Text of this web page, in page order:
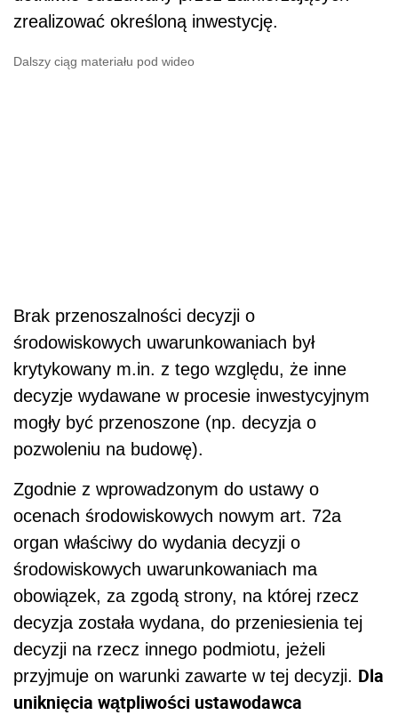
zrealizować określoną inwestycję.
Dalszy ciąg materiału pod wideo
Brak przenoszalności decyzji o
środowiskowych uwarunkowaniach był
krytykowany m.in. z tego względu, że inne
decyzje wydawane w procesie inwestycyjnym
mogły być przenoszone (np. decyzja o
pozwoleniu na budowę).
Zgodnie z wprowadzonym do ustawy o
ocenach środowiskowych nowym art. 72a
organ właściwy do wydania decyzji o
środowiskowych uwarunkowaniach ma
obowiązek, za zgodą strony, na której rzecz
decyzja została wydana, do przeniesienia tej
decyzji na rzecz innego podmiotu, jeżeli
przyjmuje on warunki zawarte w tej decyzji. Dla
uniknięcia wątpliwości ustawodawca